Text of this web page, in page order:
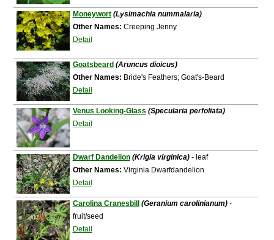
Moneywort (Lysimachia nummalaria)
Other Names: Creeping Jenny
Detail
Goatsbeard (Aruncus dioicus)
Other Names: Bride's Feathers; Goat's-Beard
Detail
Venus Looking-Glass (Specularia perfoliata)
Detail
Dwarf Dandelion (Krigia virginica)- leaf
Other Names: Virginia Dwarfdandelion
Detail
Carolina Cranesbill (Geranium carolinianum)-
fruit/seed
Detail